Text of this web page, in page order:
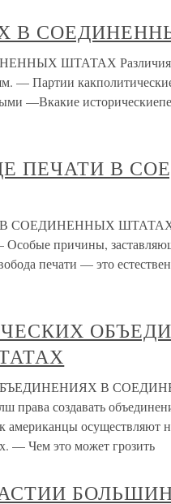
В
ШТАТАХ Различия
— Партии
—Вкакие
ПЕЧАТИ В
СОЕДИНЕННЫХ ШТАТАХ
причины,
печати — это
В
права создавать
осуществляют
— Чем это может грозить